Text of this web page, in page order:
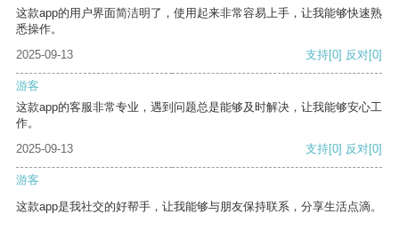
这款app的用户界面简洁明了，使用起来非常容易上手，让我能够快速熟
悉操作。
2025-09-13
支持[0] 反对[0]
游客
这款app的客服非常专业，遇到问题总是能够及时解决，让我能够安心工
作。
2025-09-13
支持[0] 反对[0]
游客
这款app是我社交的好帮手，让我能够与朋友保持联系，分享生活点滴。